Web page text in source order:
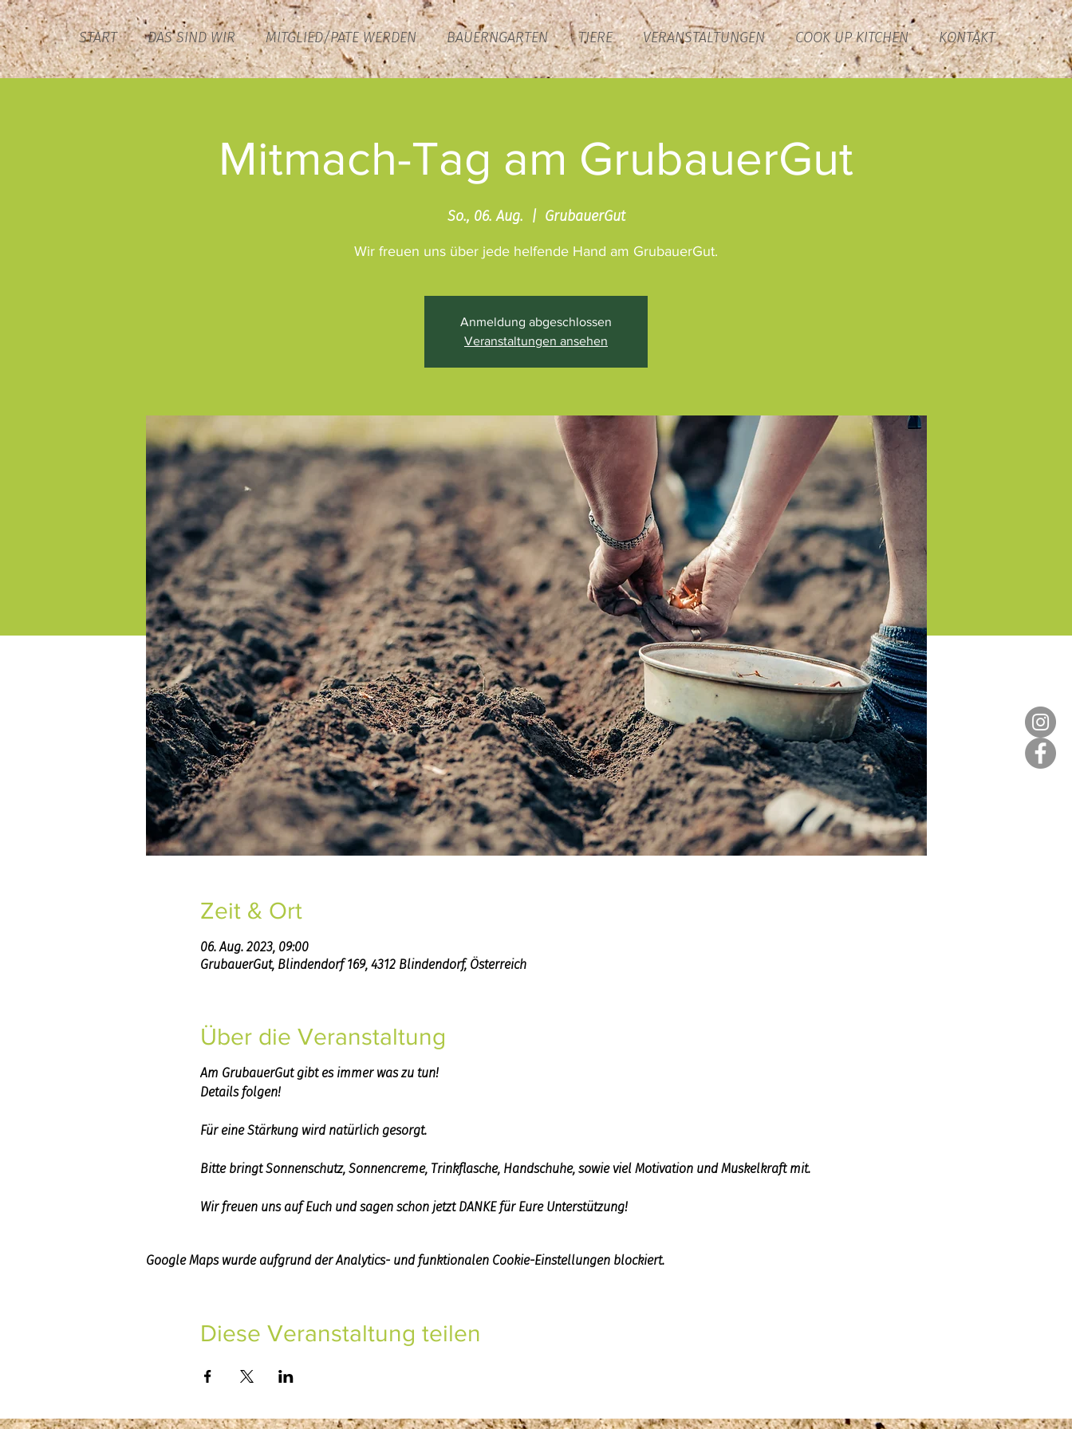
START DAS SIND WIR MITGLIED/PATE WERDEN BAUERNGARTEN TIERE VERANSTALTUNGEN COOK UP KITCHEN KONTAKT
Mitmach-Tag am GrubauerGut
So., 06. Aug.
  |
GrubauerGut
Wir freuen uns über jede helfende Hand am GrubauerGut.
Anmeldung abgeschlossen
Veranstaltungen ansehen
Zeit & Ort
06. Aug. 2023, 09:00
GrubauerGut, Blindendorf 169, 4312 Blindendorf, Österreich
Über die Veranstaltung
Am GrubauerGut gibt es immer was zu tun!
Details folgen!
Für eine Stärkung wird natürlich gesorgt.
Bitte bringt Sonnenschutz, Sonnencreme, Trinkflasche, Handschuhe, sowie viel Motivation und Muskelkraft mit.
Wir freuen uns auf Euch und sagen schon jetzt DANKE für Eure Unterstützung!
Google Maps wurde aufgrund der Analytics- und funktionalen Cookie-Einstellungen blockiert.
Diese Veranstaltung teilen